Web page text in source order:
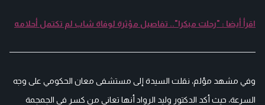
اقرأ أيضا : "رحلت مبكرا".. تفاصيل مؤثرة لوفاة شاب لم تكتمل أحلامه
وفي مشهد مؤلم، نقلت السيدة إلى مستشفى معان الحكومي على وجه
السرعة، حيث أكد الدكتور وليد الرواد أنها تعاني من كسر في الجمجمة